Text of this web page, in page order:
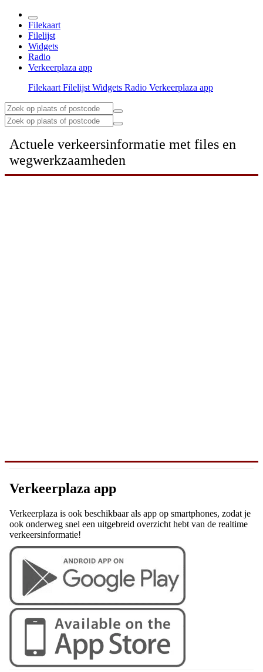
Filekaart
Filelijst
Widgets
Radio
Verkeerplaza app
Filekaart Filelijst Widgets Radio Verkeerplaza app
Actuele verkeersinformatie met files en
wegwerkzaamheden
Verkeerplaza app
Verkeerplaza is ook beschikbaar als app op smartphones, zodat je
ook onderweg snel een uitgebreid overzicht hebt van de realtime
verkeersinformatie!